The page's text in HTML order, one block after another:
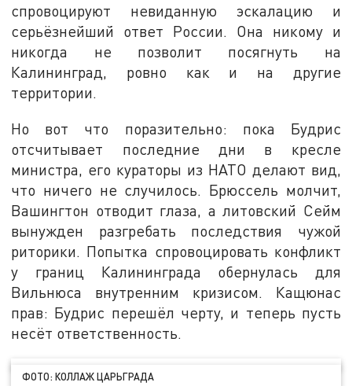
спровоцируют невиданную эскалацию и
серьёзнейший ответ России. Она никому и
никогда не позволит посягнуть на
Калининград, ровно как и на другие
территории.
Но вот что поразительно: пока Будрис
отсчитывает последние дни в кресле
министра, его кураторы из НАТО делают вид,
что ничего не случилось. Брюссель молчит,
Вашингтон отводит глаза, а литовский Сейм
вынужден разгребать последствия чужой
риторики. Попытка спровоцировать конфликт
у границ Калининграда обернулась для
Вильнюса внутренним кризисом. Кащюнас
прав: Будрис перешёл черту, и теперь пусть
несёт ответственность.
ФОТО: КОЛЛАЖ ЦАРЬГРАДА